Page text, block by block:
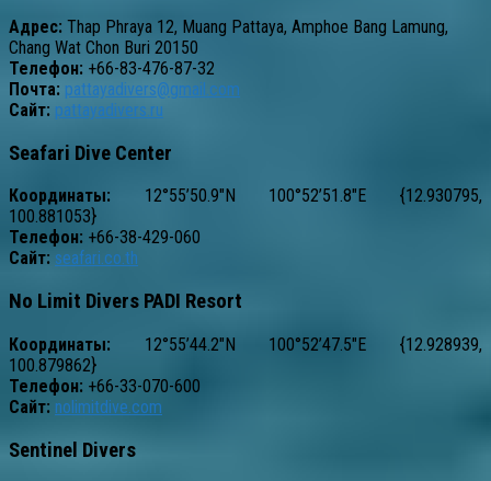
Адрес: Thap Phraya 12, Muang Pattaya, Amphoe Bang Lamung,
Chang Wat Chon Buri 20150
Телефон: +66-83-476-87-32
Почта: pattayadivers@gmail.com
Сайт: pattayadivers.ru
Seafari Dive Center
Координаты: 12°55’50.9″N 100°52’51.8″E {12.930795,
100.881053}
Телефон: +66-38-429-060
Сайт: seafari.co.th
No Limit Divers PADI Resort
Координаты: 12°55’44.2″N 100°52’47.5″E {12.928939,
100.879862}
Телефон: +66-33-070-600
Сайт: nolimitdive.com
Sentinel Divers